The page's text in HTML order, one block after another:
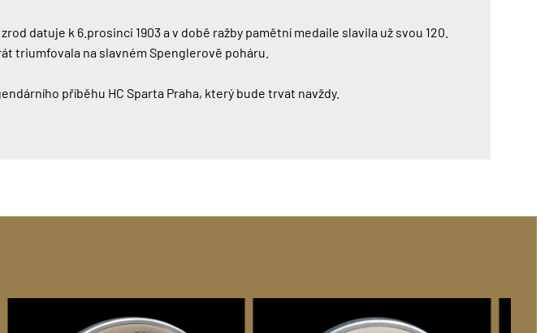
datuje k 6.prosinci 1903 a v době ražby pamětní medaile slavila už svou 120.
triumfovala na slavném Spenglerově poháru.
příběhu HC Sparta Praha, který bude trvat navždy.